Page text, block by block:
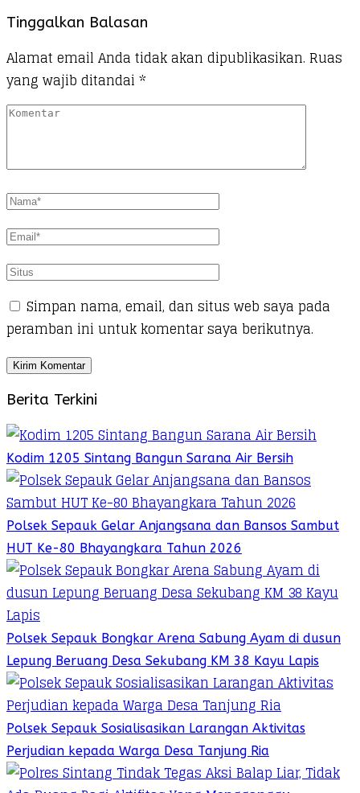
Tinggalkan Balasan
Alamat email Anda tidak akan dipublikasikan. Ruas
yang wajib ditandai *
Simpan nama, email, dan situs web saya pada
peramban ini untuk komentar saya berikutnya.
Berita Terkini
Kodim 1205 Sintang Bangun Sarana Air Bersih
Polsek Sepauk Gelar Anjangsana dan Bansos Sambut
HUT Ke-80 Bhayangkara Tahun 2026
Polsek Sepauk Bongkar Arena Sabung Ayam di dusun
Lepung Beruang Desa Sekubang KM 38 Kayu Lapis
Polsek Sepauk Sosialisasikan Larangan Aktivitas
Perjudian kepada Warga Desa Tanjung Ria